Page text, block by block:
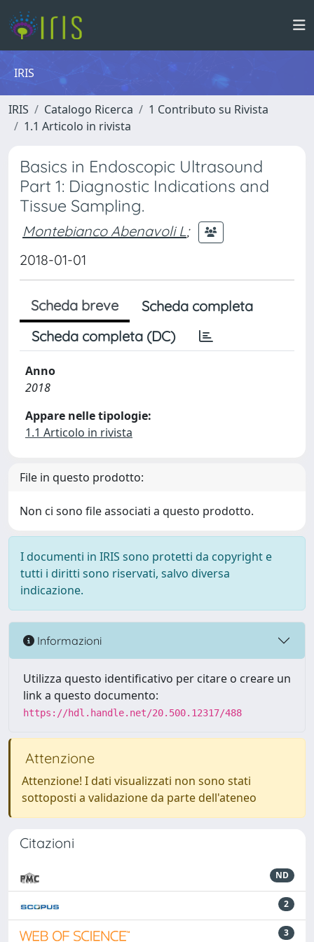
IRIS
IRIS Catalogo Ricerca
1 Contributo su Rivista
1.1 Articolo in rivista
Basics in Endoscopic Ultrasound
Part 1: Diagnostic Indications and
Tissue Sampling.
Montebianco Abenavoli L;
2018-01-01
Scheda breve
Scheda completa
Scheda completa (DC)
Anno
2018
Appare nelle tipologie:
1.1 Articolo in rivista
File in questo prodotto:
Non ci sono file associati a questo prodotto.
I documenti in IRIS sono protetti da copyright e
tutti i diritti sono riservati, salvo diversa
indicazione.
Informazioni
Utilizza questo identificativo per citare o creare un
link a questo documento:
https://hdl.handle.net/20.500.12317/488
Attenzione
Attenzione! I dati visualizzati non sono stati
sottoposti a validazione da parte dell'ateneo
Citazioni
ND
2
3